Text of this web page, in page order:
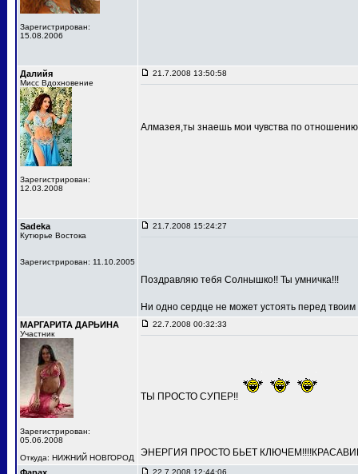
Зарегистрирован:
15.08.2006
Далийя
Мисс Вдохновение
Зарегистрирован:
12.03.2008
21.7.2008 13:50:58
Алмазея,ты знаешь мои чувства по
Sadeka
Кутюрье Востока
Зарегистрирован: 11.10.2005
21.7.2008 15:24:27
Поздравляю тебя Солнышко!! Ты умничка!!!
Ни одно сердце не может устоять перед
МАРГАРИТА ДАРЬИНА
Участник
Зарегистрирован:
05.06.2008
Откуда: НИЖНИЙ НОВГОРОД
22.7.2008 00:32:33
ТЫ ПРОСТО СУПЕР!!
ЭНЕРГИЯ ПРОСТО БЬЕТ
22.7.2008 12:44:06